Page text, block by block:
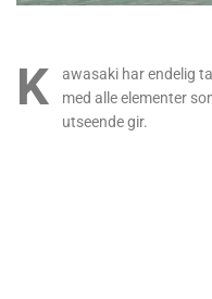
K
awasaki har endelig
med alle elementer
utseende gir.